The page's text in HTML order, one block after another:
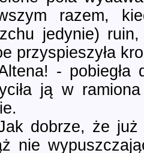
razem,
jedynie)
przyspieszyła
- pobiegła
ją w
dobrze, że już
nie